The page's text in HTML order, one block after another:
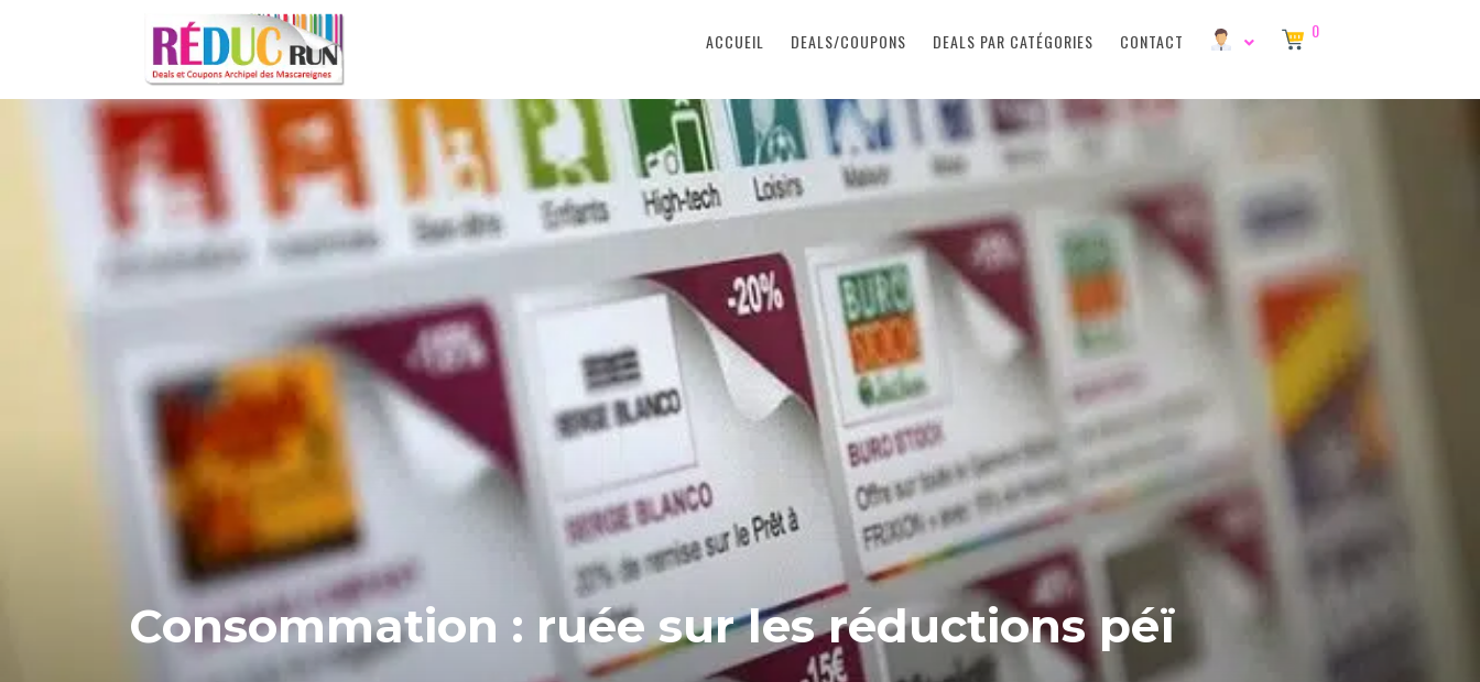
ACCUEIL DEALS/COUPONS DEALS PAR CATÉGORIES CONTACT 0
Consommation : ruée sur les réductions péï